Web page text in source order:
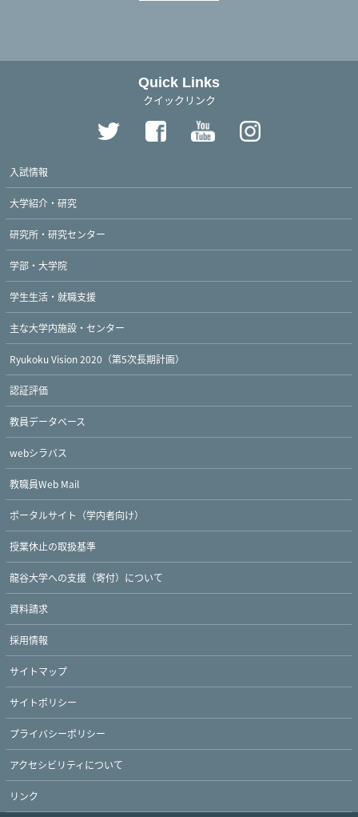
Quick Links
クイックリンク
入試情報
大学紹介・研究
研究所・研究センター
学部・大学院
学生生活・就職支援
主な大学内施設・センター
Ryukoku Vision 2020（第5次長期計画）
認証評価
教員データベース
webシラバス
教職員Web Mail
ポータルサイト（学内者向け）
授業休止の取扱基準
龍谷大学への支援（寄付）について
資料請求
採用情報
サイトマップ
サイトポリシー
プライバシーポリシー
アクセシビリティについて
リンク